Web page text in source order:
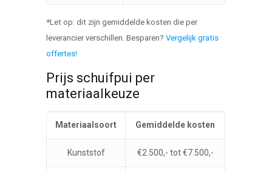
*Let op: dit zijn gemiddelde kosten die per
leverancier verschillen. Besparen?Vergelijk gratis
offertes!
Prijs schuifpui per
materiaalkeuze
Materiaalsoort Gemiddelde kosten
Kunststof €2.500,- tot €7.500,-